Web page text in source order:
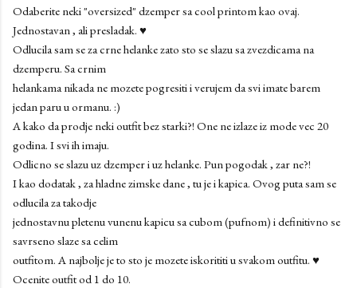
Odaberite neki "oversized" dzemper sa cool printom kao ovaj.
Jednostavan , ali presladak. ♥
Odlucila sam se za crne helanke zato sto se slazu sa zvezdicama na
dzemperu. Sa crnim
helankama nikada ne mozete pogresiti i verujem da svi imate barem
jedan paru u ormanu. :)
A kako da prodje neki outfit bez starki?! One ne izlaze iz mode vec 20
godina. I svi ih imaju.
Odlicno se slazu uz dzemper i uz helanke. Pun pogodak , zar ne?!
I kao dodatak , za hladne zimske dane , tu je i kapica. Ovog puta sam se
odlucila za takodje
jednostavnu pletenu vunenu kapicu sa cubom (pufnom) i definitivno se
savrseno slaze sa celim
outfitom. A najbolje je to sto je mozete iskorititi u svakom outfitu. ♥
Ocenite outfit od 1 do 10.